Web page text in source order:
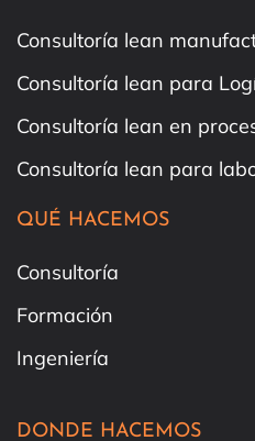
Consultoría lean
Consultoría lean para
Consultoría lean en
Consultoría lean para
QUÉ HACEMOS
Consultoría
Formación
Ingeniería
DONDE HACEMOS